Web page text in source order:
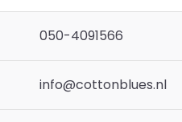
050-4091566
info@cottonblues.nl